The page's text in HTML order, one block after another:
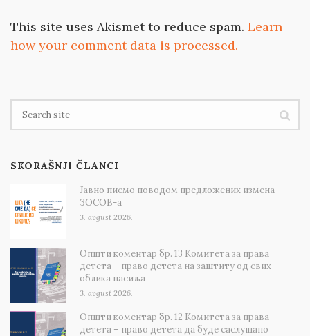
This site uses Akismet to reduce spam. Learn
how your comment data is processed.
SKORAŠNJI ČLANCI
Јавно писмо поводом предложених измена
ЗОСОВ-а
3. avgust 2026.
Општи коментар бр. 13 Комитета за права
детета – право детета на заштиту од свих
облика насиља
3. avgust 2026.
Општи коментар бр. 12 Комитета за права
детета – право детета да буде саслушано